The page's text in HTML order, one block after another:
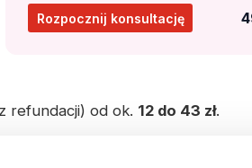
Rozpocznij konsultację
refundacji) od ok. 12 do 43 zł.
oraz refundowany u dzieci w wieku